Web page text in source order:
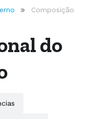
Composição
do